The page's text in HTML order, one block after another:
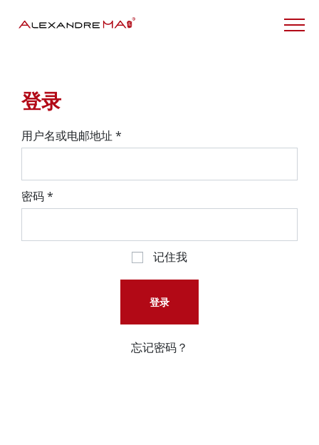
My Account – CN
登录
用户名或电邮地址 *
密码*
记住我
登录
忘记密码？